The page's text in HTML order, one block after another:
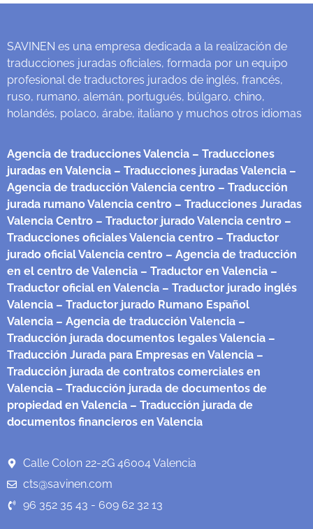
SAVINEN es una empresa dedicada a la realización de
traducciones juradas oficiales, formada por un equipo
profesional de traductores jurados de inglés, francés,
ruso, rumano, alemán, portugués, búlgaro, chino,
holandés, polaco, árabe, italiano y muchos otros idiomas
Agencia de traducciones Valencia – Traducciones
juradas en Valencia – Traducciones juradas Valencia –
Agencia de traducción Valencia centro – Traducción
jurada rumano Valencia centro – Traducciones Juradas
Valencia Centro – Traductor jurado Valencia centro –
Traducciones oficiales Valencia centro – Traductor
jurado oficial Valencia centro – Agencia de traducción
en el centro de Valencia – Traductor en Valencia –
Traductor oficial en Valencia – Traductor jurado inglés
Valencia – Traductor jurado Rumano Español
Valencia – Agencia de traducción Valencia –
Traducción jurada documentos legales Valencia –
Traducción Jurada para Empresas en Valencia –
Traducción jurada de contratos comerciales en
Valencia – Traducción jurada de documentos de
propiedad en Valencia – Traducción jurada de
documentos financieros en Valencia
Calle Colon 22-2G 46004 Valencia
cts@savinen.com
96 352 35 43 - 609 62 32 13